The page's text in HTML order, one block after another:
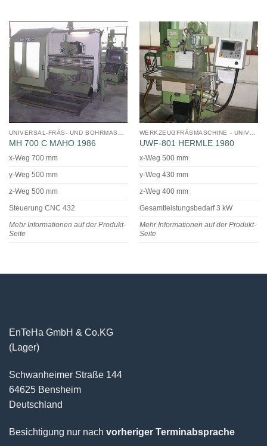
MH 700 C MAHO 1986
x-Weg 700 mm
y-Weg 500 mm
z-Weg 500 mm
Steuerung CNC 432
Mehr Informationen auf der Produkt-
Seite
UWF-801 HERMLE 1980
x-Weg 500 mm
y-Weg 430 mm
z-Weg 400 mm
Gesamtleistungsbedarf 3 kW
Mehr Informationen auf der Produkt-
Seite
EnTeHa GmbH & Co.KG
(Lager)
Schwanheimer Straße 144
64625 Bensheim
Deutschland
Besichtigung nur nach vorheriger Terminabsprache